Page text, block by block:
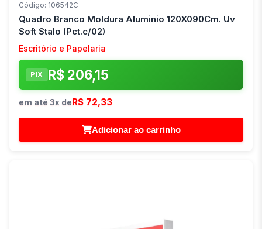
Código: 106542C
Quadro Branco Moldura Aluminio 120X090Cm. Uv
Soft Stalo (Pct.c/02)
Escritório e Papelaria
PIX R$ 206,15
em até 3x de R$ 72,33
Adicionar ao carrinho